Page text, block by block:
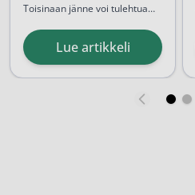
Toisinaan jänne voi tulehtua
seurauksena. Jännetulehdus on
varsin kivulias ja ikävä vaiva.
jalkapöydässä tai polvessa...
Lue artikkeli